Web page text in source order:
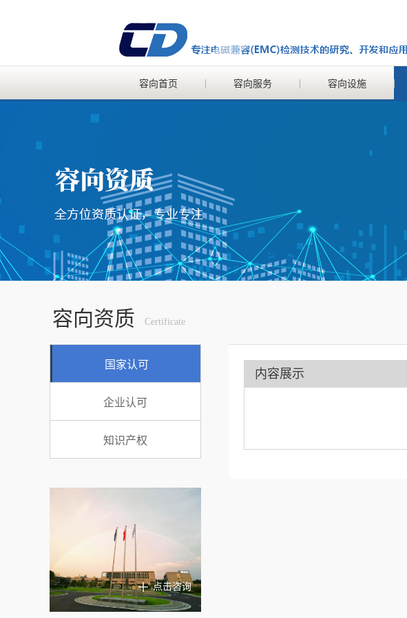
容向首页 容向服务 容向设施
容向资质 Certificate
国家认可
企业认可
知识产权
点击咨询
内容展示